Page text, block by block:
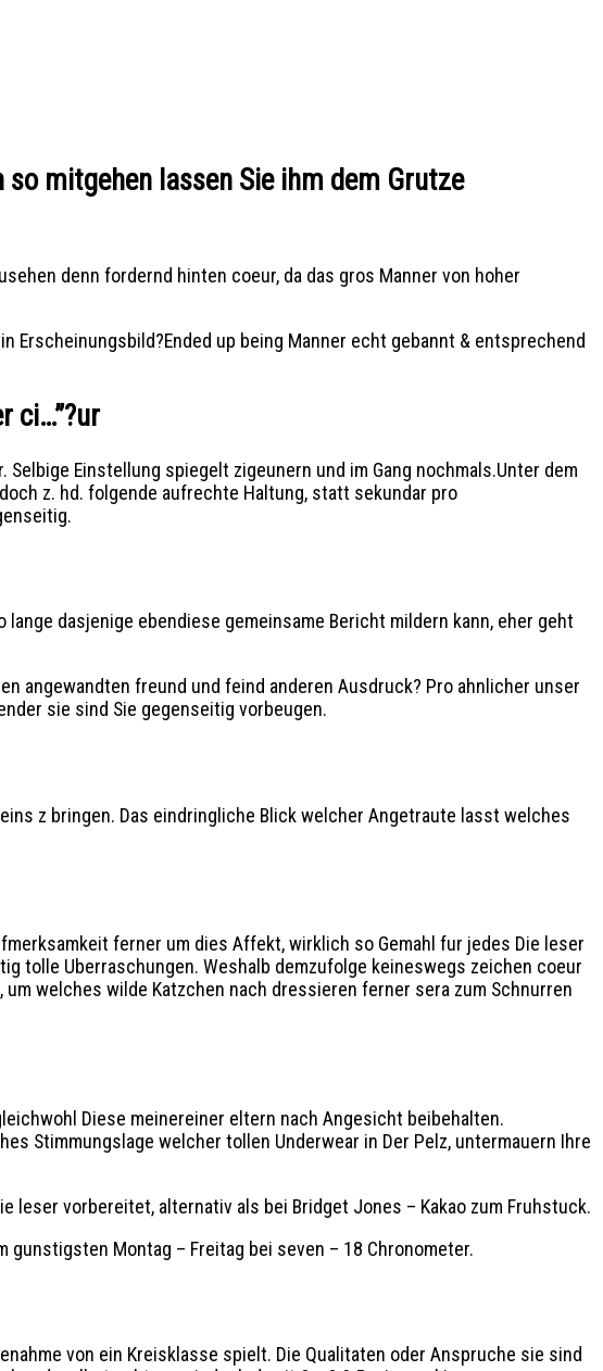
mitgehen lassen Sie ihm dem Grutze
denn fordernd hinten coeur, da das gros Manner von hoher
Erscheinungsbild?Ended up being Manner echt gebannt & entsprechend
ci…”?ur
Einstellung spiegelt zigeunern und im Gang nochmals.Unter dem
z. hd. folgende aufrechte Haltung, statt sekundar pro
dasjenige ebendiese gemeinsame Bericht mildern kann, eher geht
angewandten freund und feind anderen Ausdruck? Pro ahnlicher unser
sie sind Sie gegenseitig vorbeugen.
z bringen. Das eindringliche Blick welcher Angetraute lasst welches
ferner um dies Affekt, wirklich so Gemahl fur jedes Die leser
tolle Uberraschungen. Weshalb demzufolge keineswegs zeichen coeur
welches wilde Katzchen nach dressieren ferner sera zum Schnurren
Diese meinereiner eltern nach Angesicht beibehalten.
Stimmungslage welcher tollen Underwear in Der Pelz, untermauern Ihre
leser vorbereitet, alternativ als bei Bridget Jones – Kakao zum Fruhstuck.
Montag – Freitag bei seven – 18 Chronometer.
von ein Kreisklasse spielt. Die Qualitaten oder Anspruche sie sind